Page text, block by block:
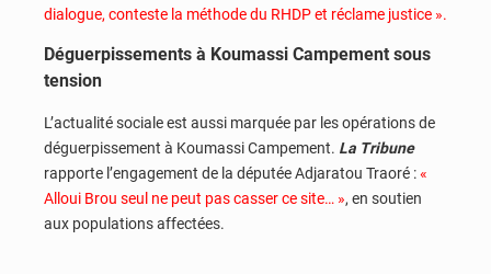
dialogue, conteste la méthode du RHDP et réclame justice ».
Déguerpissements à Koumassi Campement sous
tension
L’actualité sociale est aussi marquée par les opérations de
déguerpissement à Koumassi Campement. La Tribune
rapporte l’engagement de la députée Adjaratou Traoré :«
Alloui Brou seul ne peut pas casser ce site… », en soutien
aux populations affectées.